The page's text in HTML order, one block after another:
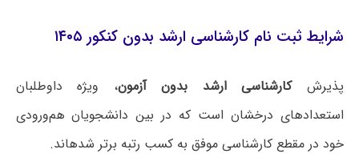
شرایط ثبت نام کارشناسی ارشد بدون کنکور ۱۴۰۵
پذیرشکارشناسی ارشد بدون آزمون، ویژه داوطلبان
استعدادهای درخشان است که در بین دانشجویان هم‌ورودی
خود در مقطع کارشناسی موفق به کسب رتبه برتر شده‎اند.